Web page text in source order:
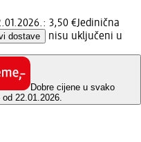
3,50 €Jedinična
dostave
nisu uključeni u
Dobre cijene u svako
22.01.2026.